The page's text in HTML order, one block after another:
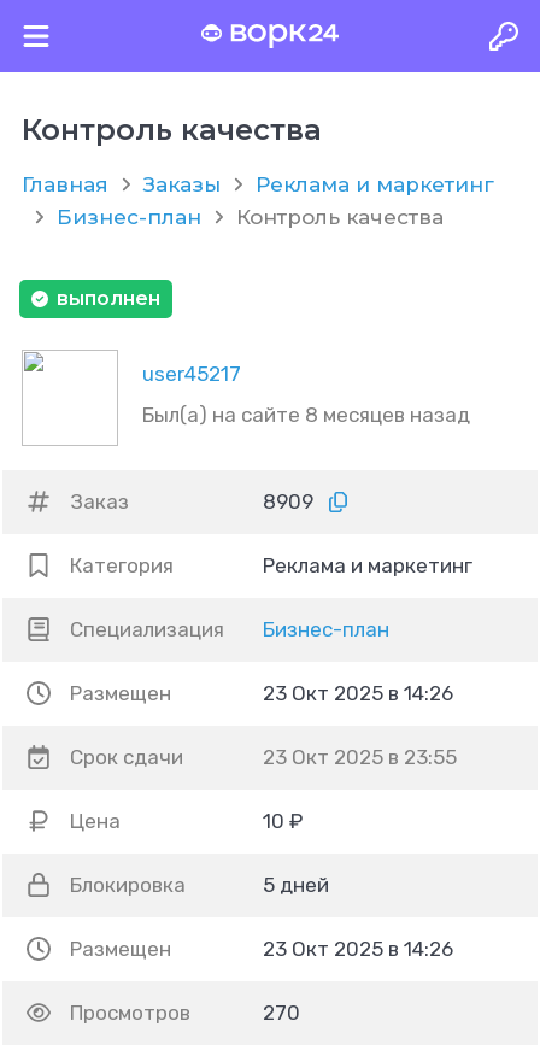
Контроль качества
Главная Заказы
Реклама и маркетинг
Бизнес-план
Контроль качества
user45217
Был(а) на сайте 8 месяцев назад
выполнен
Заказ 8909
Категория Реклама и маркетинг
Специализация Бизнес-план
Размещен 23 Окт 2025 в 14:26
Срок сдачи 23 Окт 2025 в 23:55
Цена 10 ₽
Блокировка 5 дней
Размещен 23 Окт 2025 в 14:26
Просмотров 270